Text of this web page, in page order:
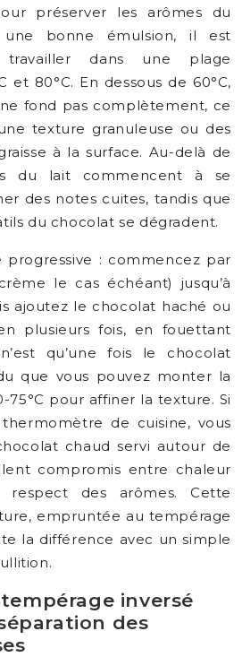
préserver les arômes du
bonne émulsion, il est
travailler dans une plage
et 80°C. En dessous de 60°C,
fond pas complètement, ce
texture granuleuse ou des
à la surface. Au-delà de
du lait commencent à se
des notes cuites, tandis que
du chocolat se dégradent.
: commencez par
le cas échéant) jusqu’à
ajoutez le chocolat haché ou
plusieurs fois, en fouettant
qu’une fois le chocolat
que vous pouvez monter la
pour affiner la texture. Si
thermomètre de cuisine, vous
chaud servi autour de
compromis entre chaleur
des arômes. Cette
empruntée au tempérage
la différence avec un simple
inversé
des